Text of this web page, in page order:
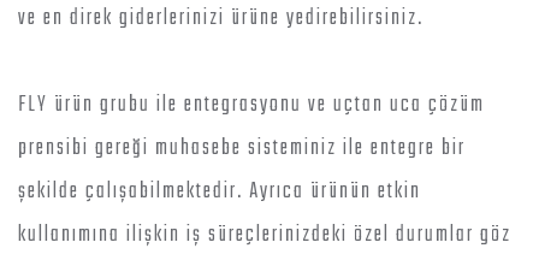
ve en direk giderlerinizi ürüne yedirebilirsiniz.
FLY ürün grubu ile entegrasyonu ve uçtan uca çözüm
prensibi gereği muhasebe sisteminiz ile entegre bir
şekilde çalışabilmektedir. Ayrıca ürünün etkin
kullanımına ilişkin iş süreçlerinizdeki özel durumlar göz